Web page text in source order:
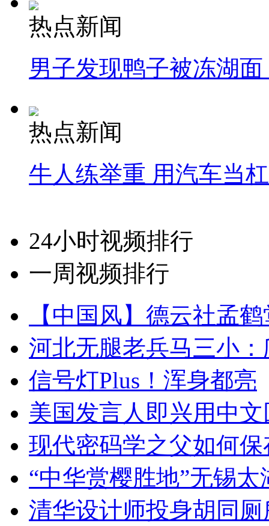
热点新闻
男子发现鸭子被冻湖
热点新闻
牛人练举重 用汽车当
24小时视频排行
一周视频排行
【中国风】德云社孟
河北无腿老兵马三小
信号灯Plus！浑身都亮
美国发言人即兴用中
现代密码学之父如何
“中华赏樱胜地”无锡
清华设计师投身胡同